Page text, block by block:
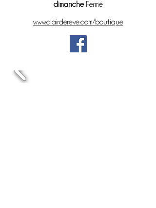
dimanche Fermé
www.clairdereve.com/boutique